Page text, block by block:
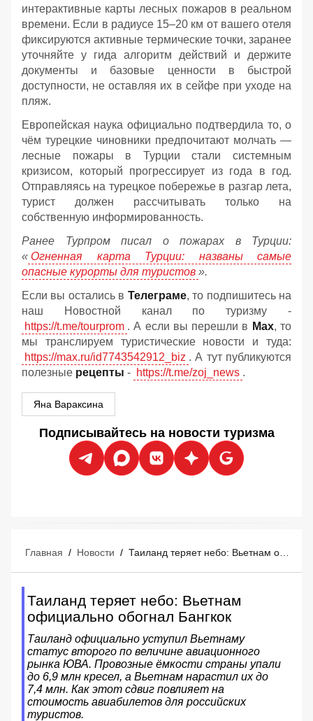
интерактивные карты лесных пожаров в реальном
времени. Если в радиусе 15–20 км от вашего отеля
фиксируются активные термические точки, заранее
уточняйте у гида алгоритм действий и держите
документы и базовые ценности в быстрой
доступности, не оставляя их в сейфе при уходе на
пляж.
Европейская наука официально подтвердила то, о
чём турецкие чиновники предпочитают молчать —
лесные пожары в Турции стали системным
кризисом, который прогрессирует из года в год.
Отправляясь на турецкое побережье в разгар лета,
турист должен рассчитывать только на
собственную информированность.
Ранее Турпром писал о пожарах в Турции:
« Огненная карта Турции: названы самые
опасные курорты для туристов ».
Если вы остались в Телеграме, то подпишитесь на
наш Новостной канал по туризму -
https://t.me/tourprom . А если вы перешли в Мах, то
мы транслируем туристические новости и туда:
https://max.ru/id7743542912_biz . А тут публикуются
полезные рецепты - https://t.me/zoj_news .
Яна Вараксина
Подписывайтесь на новости туризма
Главная / Новости /
Таиланд теряет небо: Вьетнам
официально обогнал Бангкок
Таиланд официально уступил Вьетнаму
статус второго по величине авиационного
рынка ЮВА. Провозные ёмкости страны упали
до 6,9 млн кресел, а Вьетнам нарастил их до
7,4 млн. Как этот сдвиг повлияет на
стоимость авиабилетов для российских
туристов.